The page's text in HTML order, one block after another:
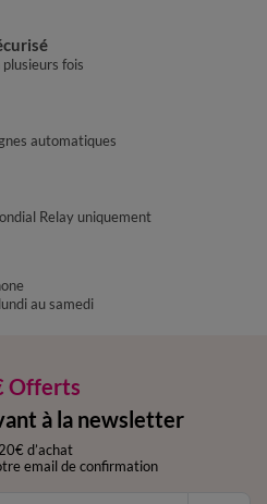
fois
automatiques
Relay uniquement
au samedi
Offerts
à la newsletter
d’achat
email de confirmation